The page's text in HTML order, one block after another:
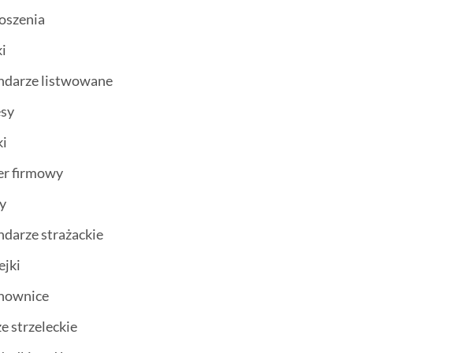
listwowane
firmowy
strażackie
strzeleckie